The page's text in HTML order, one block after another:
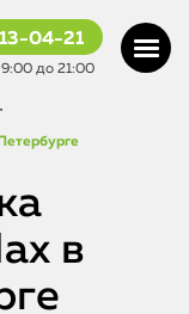
04-21
до 21:00
•
в